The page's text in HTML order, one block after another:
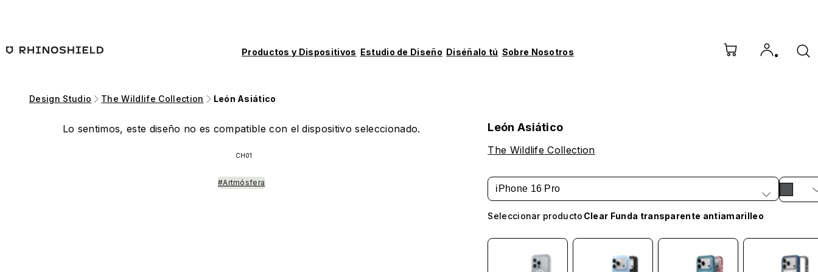
Productos y Dispositivos Estudio de Diseño Diséñalo tú Sobre Nosotros
Design Studio The Wildlife Collection León Asiático
Lo sentimos, este diseño no es compatible con el dispositivo seleccionado.
CH01
#Artmósfera
León Asiático
The Wildlife Collection
iPhone 16 Pro
Seleccionar producto Clear Funda transparente antiamarilleo